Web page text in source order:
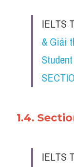
IELTS
& Giải
1.4.
IELTS